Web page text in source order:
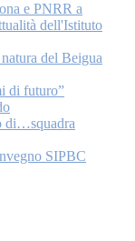
e PNRR a
dell'Istituto
del Beigua
di futuro”
di…squadra
SIPBC